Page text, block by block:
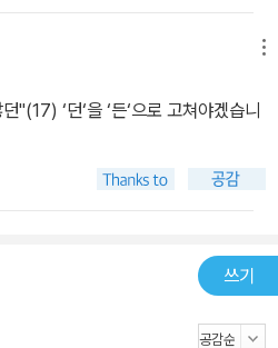
"(17) ‘던‘을 ‘든‘으로 고쳐야겠습니
쓰기